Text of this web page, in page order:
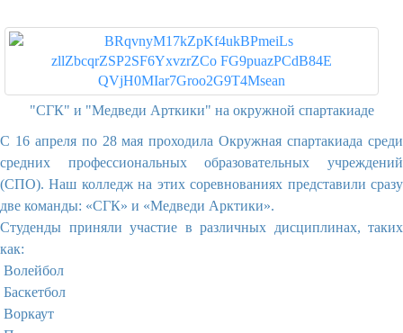
"СГК" и "Медведи Арткики" на окружной спартакиаде
С 16 апреля по 28 мая проходила Окружная спартакиада среди
средних профессиональных образовательных учреждений
(СПО). Наш колледж на этих соревнованиях представили сразу
две команды: «СГК» и «Медведи Арктики».
​Студенды приняли участие в различных дисциплинах, таких
как:
Волейбол
Баскетбол
Воркаут